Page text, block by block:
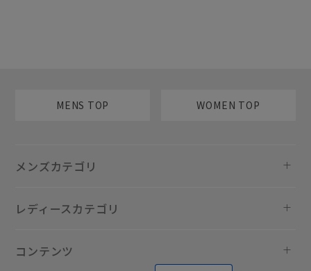
MENS TOP WOMEN TOP
メンズカテゴリ
レディースカテゴリ
コンテンツ